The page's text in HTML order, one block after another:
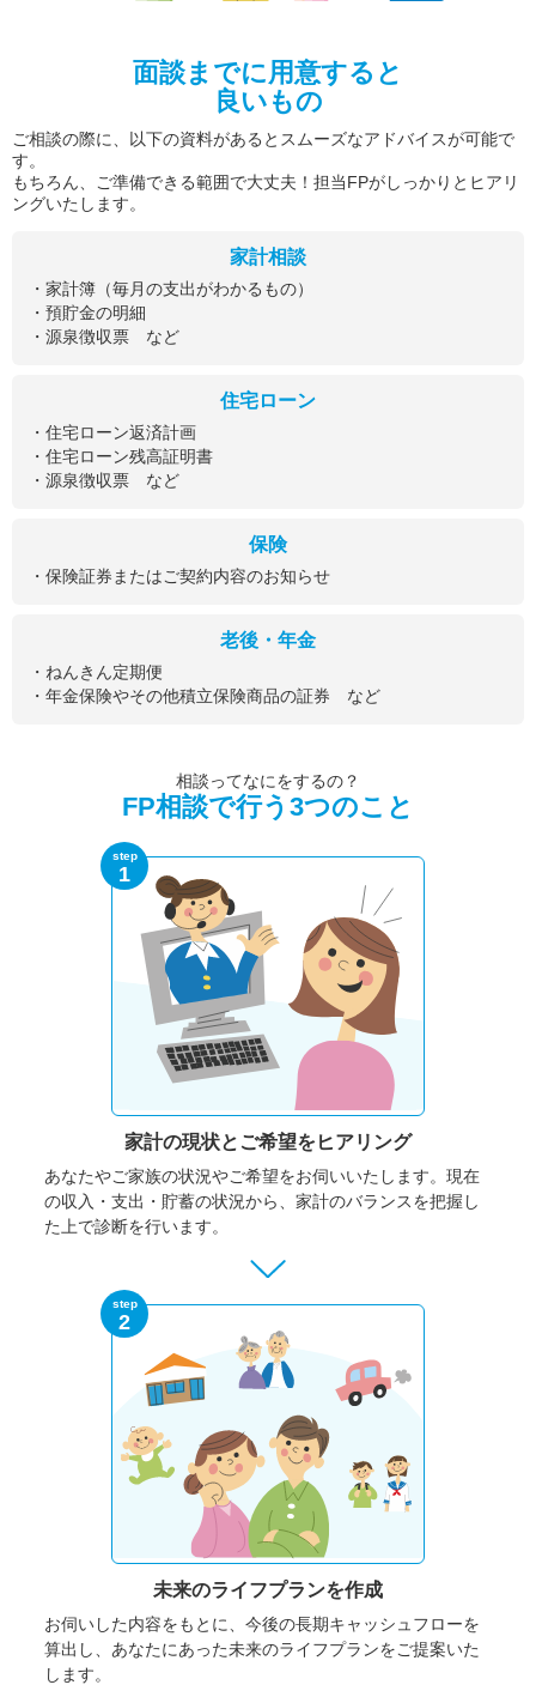
面談までに用意すると
良いもの
ご相談の際に、以下の資料があるとスムーズなアドバイスが可能で
す。
もちろん、ご準備できる範囲で大丈夫！担当FPがしっかりとヒアリ
ングいたします。
家計相談
・家計簿（毎月の支出がわかるもの）
・預貯金の明細
・源泉徴収票 など
住宅ローン
・住宅ローン返済計画
・住宅ローン残高証明書
・源泉徴収票 など
保険
・保険証券またはご契約内容のお知らせ
老後・年金
・ねんきん定期便
・年金保険やその他積立保険商品の証券 など
相談ってなにをするの？
FP相談で行う3つのこと
step
1
家計の現状と ご希望をヒアリング
あなたやご家族の状況やご希望をお伺いいたします。 現在
の収入・支出・貯蓄の状況から、家計のバランスを把握し
た上で診断を行います。
step
2
未来のライフプランを作成
お伺いした内容をもとに、今後の長期キャッシュフローを
算出し、あなたにあった未来のライフプランをご提案いた
します。